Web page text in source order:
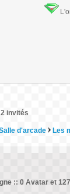
invités
d'arcade Les
:: 0 Avatar et